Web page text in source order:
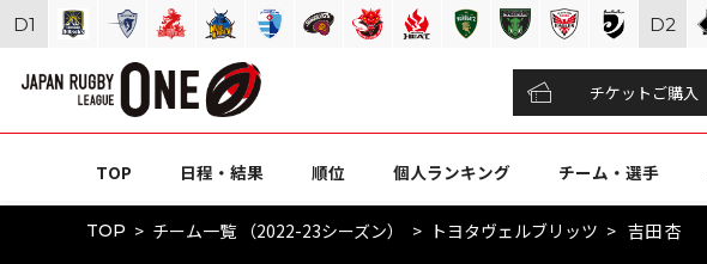
チケットご購入
TOP 日程・結果 順位 個人ランキング チーム・選手
TOP チーム一覧 （2022-23シーズン） トヨタヴェルブリッツ 吉田 杏
D1 D2